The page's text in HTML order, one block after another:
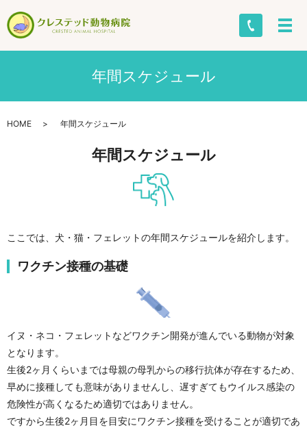
年間スケジュール
HOME 年間スケジュール
年間スケジュール
ここでは、犬・猫・フェレットの年間スケジュールを紹介します。
ワクチン接種の基礎
イヌ・ネコ・フェレットなどワクチン開発が進んでいる動物が対象
となります。
生後2ヶ月くらいまでは母親の母乳からの移行抗体が存在するため、
早めに接種しても意味がありませんし、遅すぎてもウイルス感染の
危険性が高くなるため適切ではありません。
ですから生後2ヶ月目を目安にワクチン接種を受けることが適切であ